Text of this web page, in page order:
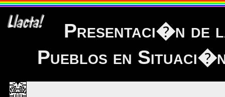
Presentaci�n de
Pueblos en